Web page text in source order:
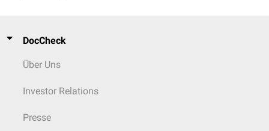
DocCheck
Über Uns
Investor Relations
Presse